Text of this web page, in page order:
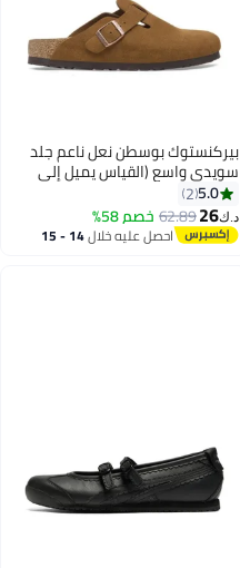
بيركنستوك بوسطن نعل ناعم جلد
سويدي واسع (القياس يميل إلى
الكبيرة؛ اطلب مقاسًا أصغر)
5.0
2
د.ك‏26
62.89خصم 58%
احصل عليه خلال 14 - 15